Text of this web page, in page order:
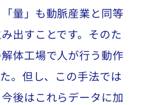
量」も動脈産業と同等
出すことです。そのた
体工場で人が行う動作
。但し、この手法では
後はこれらデータに加